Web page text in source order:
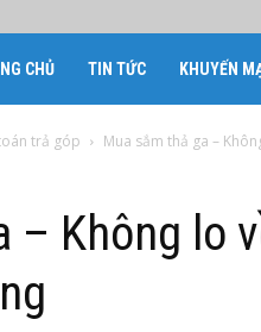
CHỦ TIN TỨC KHUYẾN
trả góp Mua sắm thả ga –
– Không lo